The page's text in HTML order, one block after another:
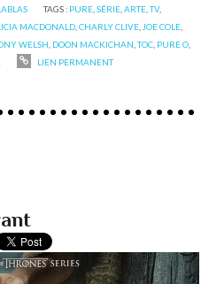
TAGS : PURE ,SÉRIE ,ARTE ,TV,
MACDONALD ,CHARLY CLIVE JOE COLE
WELSH DOON MACKICHAN ,TOC PURE O
LIEN PERMANENT